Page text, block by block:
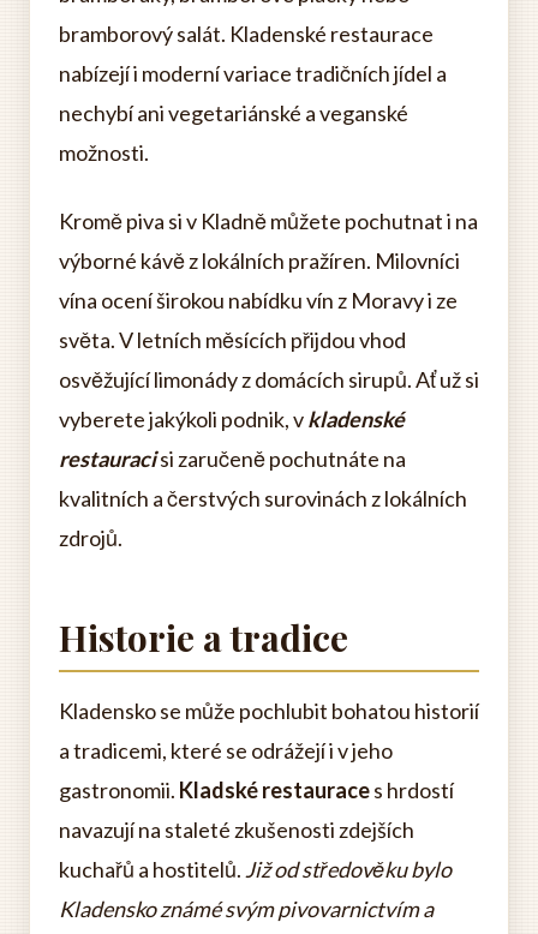
bramborový salát. Kladenské restaurace
nabízejí i moderní variace tradičních jídel a
nechybí ani vegetariánské a veganské
možnosti.
Kromě piva si v Kladně můžete pochutnat i na
výborné kávě z lokálních pražíren. Milovníci
vína ocení širokou nabídku vín z Moravy i ze
světa. V letních měsících přijdou vhod
osvěžující limonády z domácích sirupů. Ať už si
vyberete jakýkoli podnik, vkladenské
restauracisi zaručeně pochutnáte na
kvalitních a čerstvých surovinách z lokálních
zdrojů.
Historie a tradice
Kladensko se může pochlubit bohatou historií
a tradicemi, které se odrážejí i v jeho
gastronomii. Kladské restauraces hrdostí
navazují na staleté zkušenosti zdejších
kuchařů a hostitelů. Již od středověku bylo
Kladensko známé svým pivovarnictvím a